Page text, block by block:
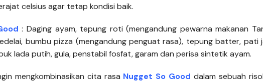
celsius agar tetap kondisi baik.
: Daging ayam, tepung roti (mengandung pewarna makanan
bumbu pizza (mengandung penguat rasa), tepung batter, pati
lada putih, gula, penstabil fosfat, garam dan perisa sintetik ayam.
mengkombinasikan cita rasa Nugget So Good dalam sebuah